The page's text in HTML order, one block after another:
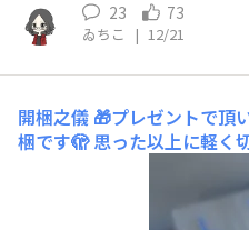
23 73
ゐちこ | 12/21
開梱之儀 🎁プレゼントで頂
梱です🫣 思った以上に軽
先より安全Death🩹 重ねた
とができるのも便利そうで
👍 ところでこの刃先、セラ